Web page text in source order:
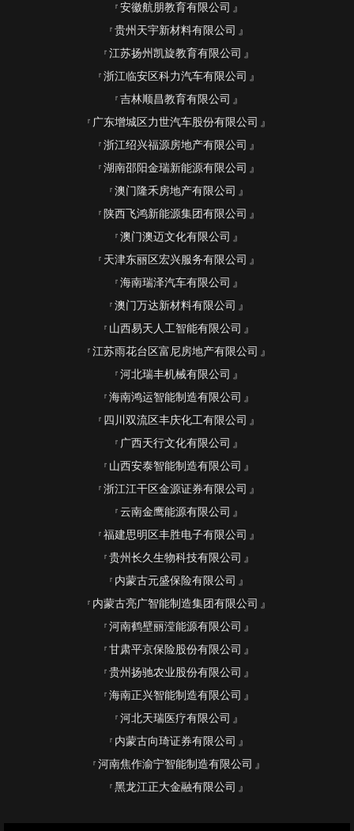
安徽航朋教育有限公司
贵州天宇新材料有限公司
江苏扬州凯旋教育有限公司
浙江临安区科力汽车有限公司
吉林顺昌教育有限公司
广东增城区力世汽车股份有限公司
浙江绍兴福源房地产有限公司
湖南邵阳金瑞新能源有限公司
澳门隆禾房地产有限公司
陕西飞鸿新能源集团有限公司
澳门澳迈文化有限公司
天津东丽区宏兴服务有限公司
海南瑞泽汽车有限公司
澳门万达新材料有限公司
山西易天人工智能有限公司
江苏雨花台区富尼房地产有限公司
河北瑞丰机械有限公司
海南鸿运智能制造有限公司
四川双流区丰庆化工有限公司
广西天行文化有限公司
山西安泰智能制造有限公司
浙江江干区金源证券有限公司
云南金鹰能源有限公司
福建思明区丰胜电子有限公司
贵州长久生物科技有限公司
内蒙古元盛保险有限公司
内蒙古亮广智能制造集团有限公司
河南鹤壁丽滢能源有限公司
甘肃平京保险股份有限公司
贵州扬驰农业股份有限公司
海南正兴智能制造有限公司
河北天瑞医疗有限公司
内蒙古向琦证券有限公司
河南焦作渝宁智能制造有限公司
黑龙江正大金融有限公司